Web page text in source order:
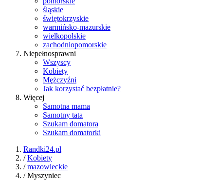
śląskie
świętokrzyskie
warmińsko-mazurskie
wielkopolskie
zachodniopomorskie
Niepełnosprawni
Wszyscy
Kobiety
Mężczyźni
Jak korzystać bezpłatnie?
Więcej
Samotna mama
Samotny tata
Szukam domatora
Szukam domatorki
Randki24.pl
/Kobiety
/mazowieckie
/ Myszyniec